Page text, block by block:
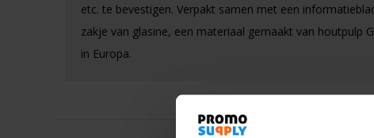
etc. te bevestigen. Verpakt samen met een
zakje van glasine, een materiaal gemaakt van houtpulp
in Europa.